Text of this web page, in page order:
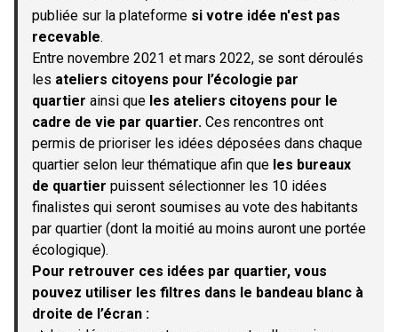
publiée sur la plateforme si votre idée n'est pas
recevable.
Entre novembre 2021 et mars 2022, se sont déroulés
les ateliers citoyens pour l’écologie par
quartier ainsi que les ateliers citoyens pour le
cadre de vie par quartier. Ces rencontres ont
permis de prioriser les idées déposées dans chaque
quartier selon leur thématique afin que les bureaux
de quartier puissent sélectionner les 10 idées
finalistes qui seront soumises au vote des habitants
par quartier (dont la moitié au moins auront une portée
écologique).
Pour retrouver ces idées par quartier, vous
pouvez utiliser les filtres dans le bandeau blanc à
droite de l’écran :